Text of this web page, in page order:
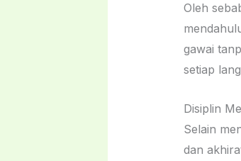
Oleh
gawai
setiap
Disiplin
Selain
dan